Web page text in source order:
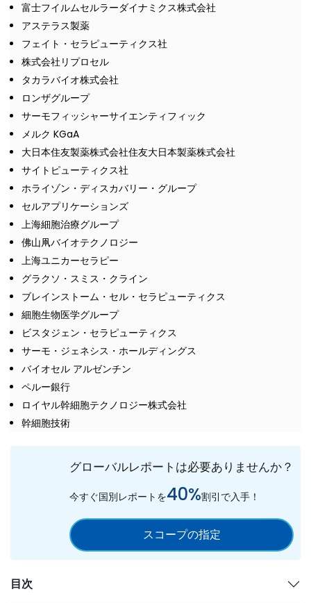
富士フイルムセルラーダイナミクス株式会社
アステラス製薬
フェイト・セラピューティクス社
株式会社リプロセル
タカラバイオ株式会社
ロンザグループ
サーモフィッシャーサイエンティフィック
メルク KGaA
大日本住友製薬株式会社住友大日本製薬株式会社
サイトピューティクス社
ホライゾン・ディスカバリー・グループ
セルアプリケーションズ
上海細胞治療グループ
佛山凧バイオテクノロジー
上海ユニカーセラピー
グラクソ・スミス・クライン
ブレインストーム・セル・セラピューティクス
細胞生物医学グループ
ビスタジェン・セラピューティクス
サーモ・ジェネシス・ホールディングス
バイオセル アルゼンチン
ペルー銀行
ロイヤル幹細胞テクノロジー株式会社
幹細胞技術
グローバルレポートは必要ありませんか？
今すぐ国別レポートを40%割引で入手！
スコープの指定
目次